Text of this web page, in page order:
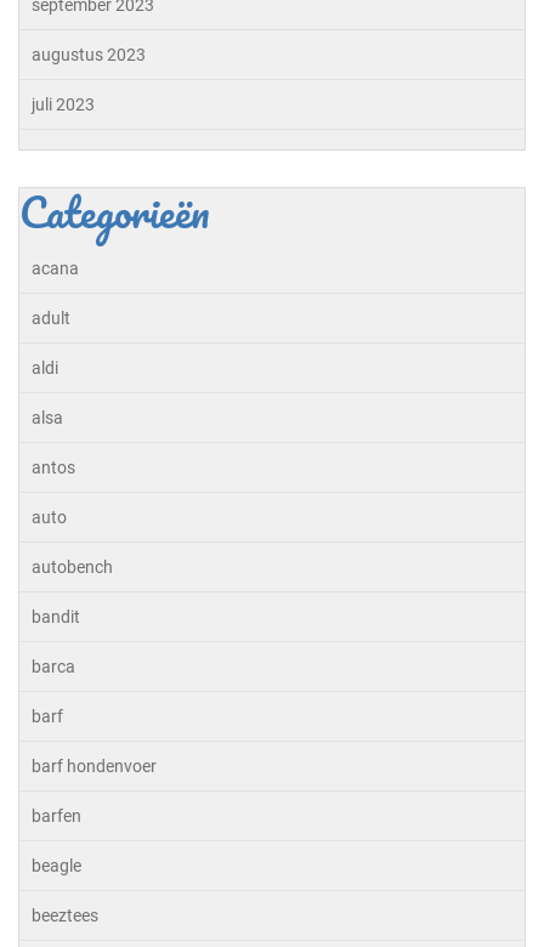
september 2023
augustus 2023
juli 2023
Categorieën
acana
adult
aldi
alsa
antos
auto
autobench
bandit
barca
barf
barf hondenvoer
barfen
beagle
beeztees